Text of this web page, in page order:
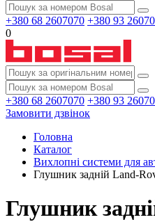
+380 68 2607070 +380 93
0
+380 68 2607070 +380 93
Замовити дзвінок
Головна
Каталог
Вихлопні системи для
Глушник задній Land-
Глушник